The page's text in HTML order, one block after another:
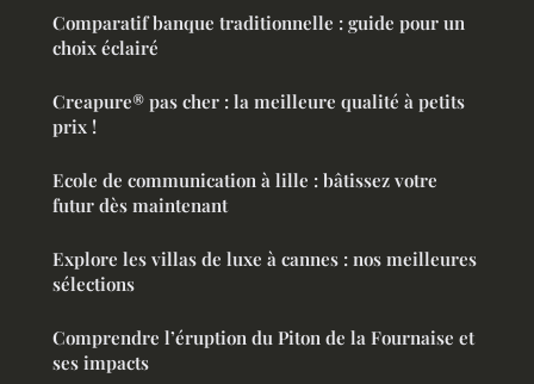
Comparatif banque traditionnelle : guide pour un
choix éclairé
Creapure® pas cher : la meilleure qualité à petits
prix !
Ecole de communication à lille : bâtissez votre
futur dès maintenant
Explore les villas de luxe à cannes : nos meilleures
sélections
Comprendre l’éruption du Piton de la Fournaise et
ses impacts